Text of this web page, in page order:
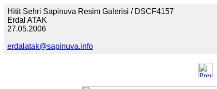
Hitit Sehri Sapinuva Resim Galerisi / DSCF4157
Erdal ATAK
27.05.2006
erdalatak@sapinuva.info